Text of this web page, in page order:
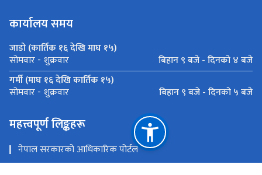
कार्यालय समय
जाडो (कार्तिक १६ देखि माघ १५)
सोमवार - शुक्रवार
बिहान ९ बजे - दिनको ४ बजे
गर्मी (माघ १६ देखि कार्तिक १५)
सोमवार - शुक्रवार बिहान ९ बजे - दिनको ५ बजे
महत्त्वपूर्ण लिङ्कहरू
नेपाल सरकारको आधिकारिक पोर्टल